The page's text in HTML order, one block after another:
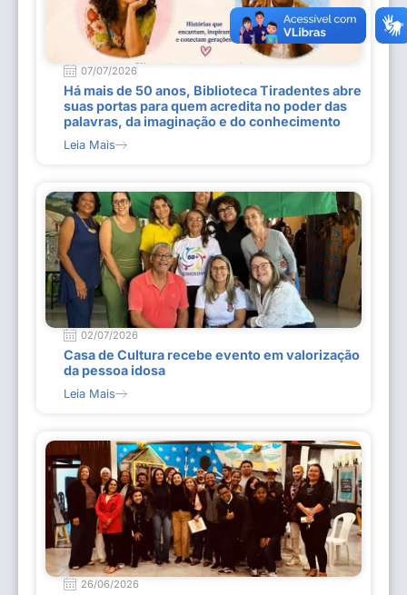
07/07/2026
Há mais de 50 anos, Biblioteca Tiradentes abre
suas portas para quem acredita no poder das
palavras, da imaginação e do conhecimento
Leia Mais
02/07/2026
Casa de Cultura recebe evento em valorização
da pessoa idosa
Leia Mais
26/06/2026